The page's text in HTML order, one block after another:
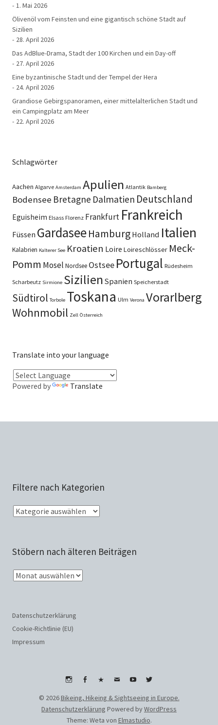
1. Mai 2026
Ölivenöl vom Feinsten und eine gigantisch schöne Stadt auf
Sizilien
28. April 2026
Das AdBlue-Drama, Stadt der 100 Kirchen und ein Day-off
27. April 2026
Eine byzantinische Stadt und der Tempel der Hera
24. April 2026
Grandiose Gebirgspanoramen, einer mittelalterlichen Stadt und
ein Campingplatz am Meer
22. April 2026
Schlagwörter
Aachen Algarve Amsterdam Apulien Atlantik Bamberg
Bodensee Bretagne Dalmatien Deutschland
Eguisheim Elsass Florenz Frankfurt Frankreich
Füssen GardaseeHamburg Holland Italien
Kalabrien Kalterer See Kroatien Loire Loireschlösser Meck-
Pomm Mosel Nordsee Ostsee Portugal Rüdesheim
Scharbeutz Sirmione Sizilien Spanien Speicherstadt
Südtirol Torbole Toskana Ulm Verona Vorarlberg
Wohnmobil Zell Österreich
Translate into your language
Powered by Translate
Filtere nach Kategorien
Stöbern nach älteren Beiträgen
Datenschutzerklärung
Cookie-Richtlinie (EU)
Impressum
InstagramFacebookWhatsApp
EmailYoutubeTwitter
© 2026Bikeing, Hikeing & Sightseeing in Europe.
Datenschutzerklärung Powered byWordPress
Theme: Weta von Elmastudio.